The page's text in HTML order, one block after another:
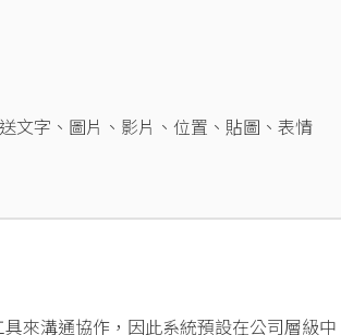
文字、圖片、影片、位置、貼圖、表情
來溝通協作，因此系統預設在公司層級中